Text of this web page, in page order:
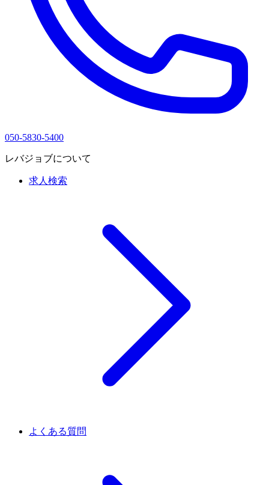
050-5830-5400
レバジョブについて
求人検索
よくある質問